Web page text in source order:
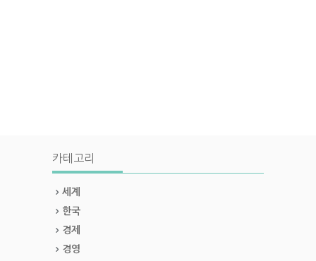
카테고리
세계
한국
경제
경영